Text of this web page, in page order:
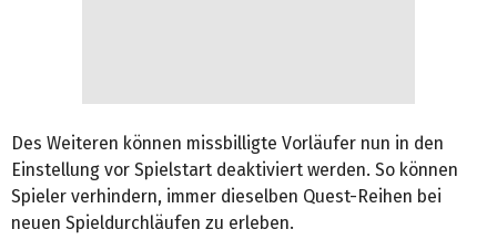
Des Weiteren können missbilligte Vorläufer nun in den
Einstellung vor Spielstart deaktiviert werden. So können
Spieler verhindern, immer dieselben Quest-Reihen bei
neuen Spieldurchläufen zu erleben.